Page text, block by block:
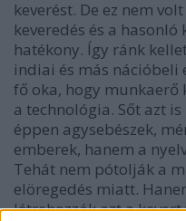
keverést. De ez nem
keveredés és a
hatékony. Így ránk
indiai és más nációbeli
fő oka, hogy munkaerő
a technológia. Sőt azt
éppen agysebészek,
emberek, hanem a
Tehát nem pótolják a
elöregedés miatt.
létrehozzák azt a